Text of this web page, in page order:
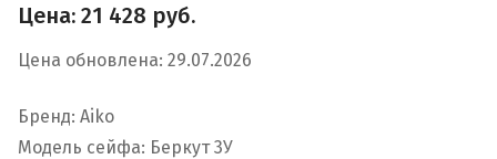
Цена: 21 428 руб.
Цена обновлена: 29.07.2026
Бренд: Aiko
Модель сейфа: Беркут 3У